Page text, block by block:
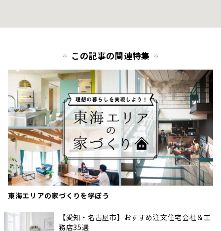
この記事の関連特集
東海エリアの家づくりを学ぼう
【愛知・名古屋市】おすすめ注文住宅会社＆工
務店35選